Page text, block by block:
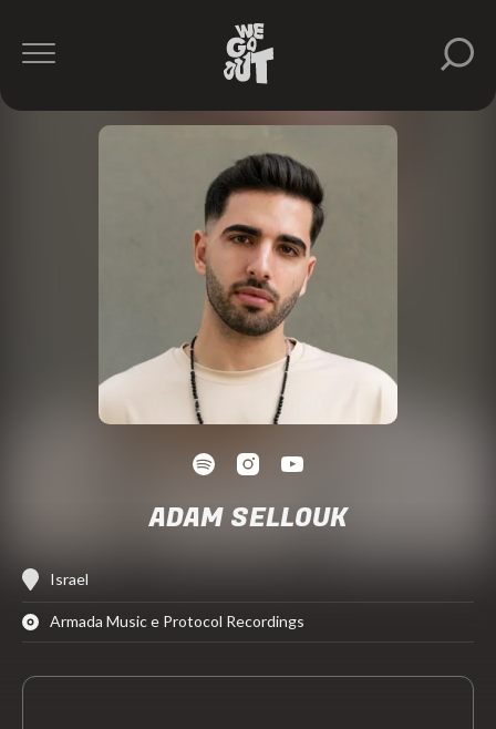
ADAM SELLOUK
Israel
Armada Music e Protocol Recordings